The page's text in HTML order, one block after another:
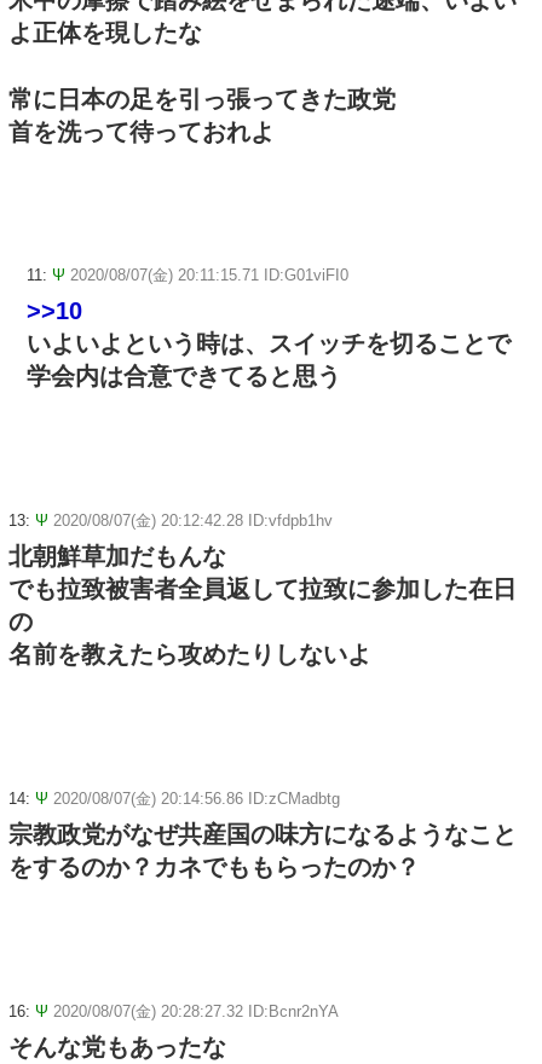
よ正体を現したな
常に日本の足を引っ張ってきた政党
首を洗って待っておれよ
11: Ψ 2020/08/07(金) 20:11:15.71 ID:G01viFI0
>>10
いよいよという時は、スイッチを切ることで
学会内は合意できてると思う
13: Ψ 2020/08/07(金) 20:12:42.28 ID:vfdpb1hv
北朝鮮草加だもんな
でも拉致被害者全員返して拉致に参加した在日
の
名前を教えたら攻めたりしないよ
14: Ψ 2020/08/07(金) 20:14:56.86 ID:zCMadbtg
宗教政党がなぜ共産国の味方になるようなこと
をするのか？カネでももらったのか？
16: Ψ 2020/08/07(金) 20:28:27.32 ID:Bcnr2nYA
そんな党もあったな